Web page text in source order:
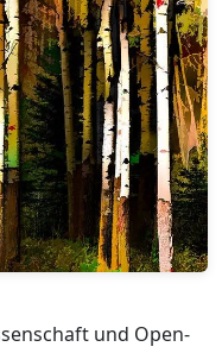
und Open-